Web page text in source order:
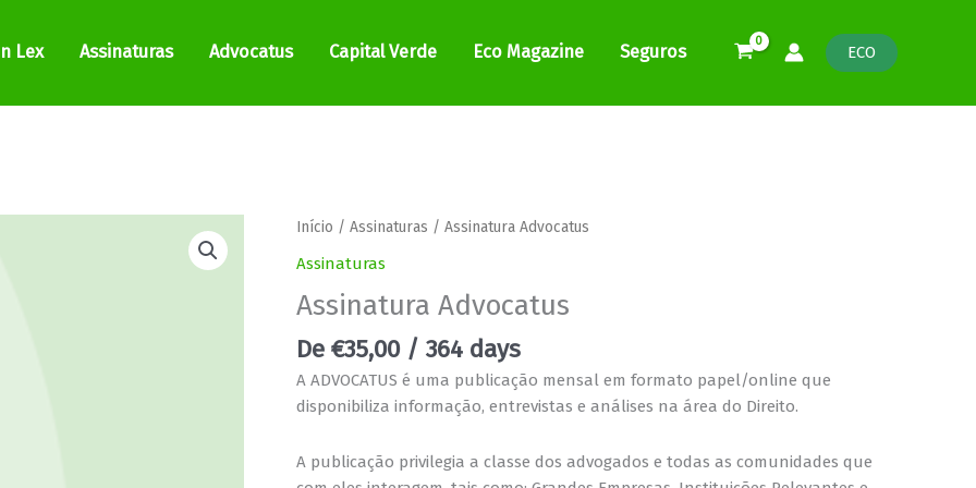
Lex Assinaturas Advocatus Capital Verde Eco Magazine Seguros ECO
Início / Assinaturas / Assinatura Advocatus
Assinaturas
Assinatura Advocatus
De €35,00/ 364 days
A ADVOCATUS é uma publicação mensal em formato papel/online que
disponibiliza informação, entrevistas e análises na área do Direito.
A publicação privilegia a classe dos advogados e todas as comunidades que
Quantidade
Advocatus